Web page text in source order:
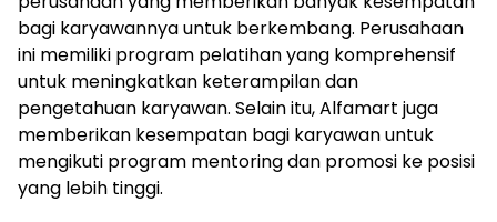
bagi karyawannya untuk berkembang. Perusahaan
ini memiliki program pelatihan yang komprehensif
untuk meningkatkan keterampilan dan
pengetahuan karyawan. Selain itu, Alfamart juga
memberikan kesempatan bagi karyawan untuk
mengikuti program mentoring dan promosi ke posisi
yang lebih tinggi.